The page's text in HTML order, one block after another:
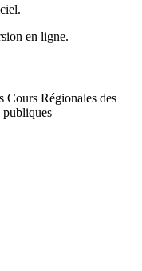
en ligne.
Cours Régionales des
publiques